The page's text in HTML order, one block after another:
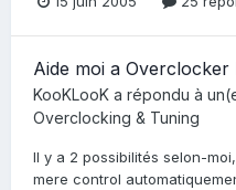
Aide moi a
KooKLooK a répondu à
Overclocking & Tuning
Il y a 2 possibilités selon-
mere control